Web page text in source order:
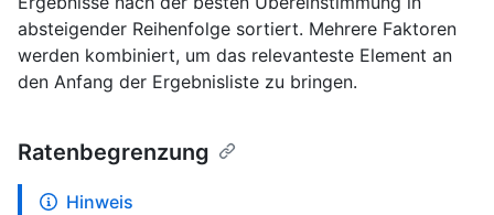
absteigender Reihenfolge sortiert. Mehrere Faktoren
werden kombiniert, um das relevanteste Element an
den Anfang der Ergebnisliste zu bringen.
Ratenbegrenzung
Hinweis